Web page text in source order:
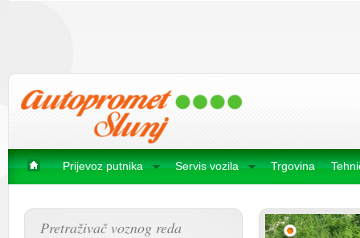
Prijevoz putnika Servis vozila Trgovina
Pretraživač voznog reda